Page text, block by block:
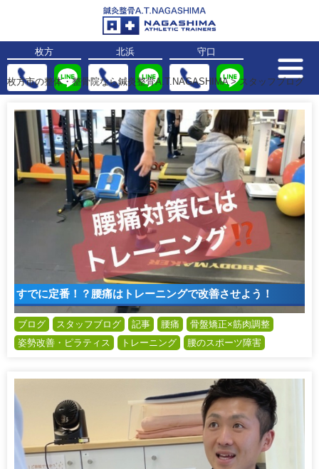
枚方 北浜 守口
枚方市の整体・整骨院なら鍼灸整骨A.T.NAGASHIMA>スタッフブログ
すでに定番！？腰痛はトレーニングで改善させよう！
ブログ スタッフブログ 記事 腰痛
骨盤矯正×筋肉調整
姿勢改善・ピラティス
トレーニング 腰のスポーツ障害